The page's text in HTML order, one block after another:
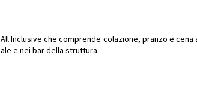
Inclusive che comprende colazione, pranzo e
e nei bar della struttura.